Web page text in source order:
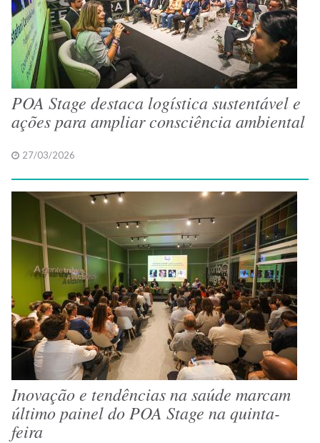
POA Stage destaca logística sustentável e
ações para ampliar consciência ambiental
27/03/2026
Inovação e tendências na saúde marcam
último painel do POA Stage na quinta-
feira